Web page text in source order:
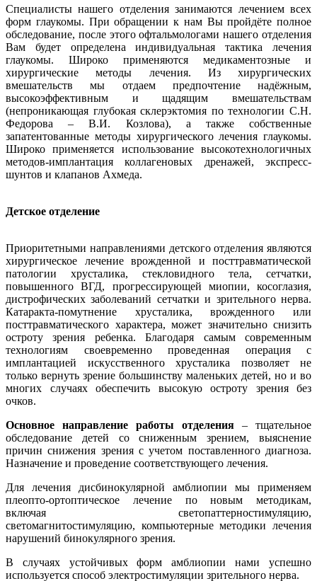
Специалисты нашего отделения занимаются лечением всех
форм глаукомы. При обращении к нам Вы пройдёте полное
обследование, после этого офтальмологами нашего отделения
Вам будет определена индивидуальная тактика лечения
глаукомы. Широко применяются медикаментозные и
хирургические методы лечения. Из хирургических
вмешательств мы отдаем предпочтение надёжным,
высокоэффективным и щадящим вмешательствам
(непроникающая глубокая склерэктомия по технологии С.Н.
Федорова – В.И. Козлова), а также собственные
запатентованные методы хирургического лечения глаукомы.
Широко применяется использование высокотехнологичных
методов-имплантация коллагеновых дренажей, экспресс-
шунтов и клапанов Ахмеда.
Детское отделение
Приоритетными направлениями детского отделения являются
хирургическое лечение врожденной и посттравматической
патологии хрусталика, стекловидного тела, сетчатки,
повышенного ВГД, прогрессирующей миопии, косоглазия,
дистрофических заболеваний сетчатки и зрительного нерва.
Катаракта-помутнение хрусталика, врожденного или
посттравматического характера, может значительно снизить
остроту зрения ребенка. Благодаря самым современным
технологиям своевременно проведенная операция с
имплантацией искусственного хрусталика позволяет не
только вернуть зрение большинству маленьких детей, но и во
многих случаях обеспечить высокую остроту зрения без
очков.
Основное направление работы отделения – тщательное
обследование детей со сниженным зрением, выяснение
причин снижения зрения с учетом поставленного диагноза.
Назначение и проведение соответствующего лечения.
Для лечения дисбинокулярной амблиопии мы применяем
плеопто-ортоптическое лечение по новым методикам,
включая светопаттерностимуляцию,
светомагнитостимуляцию, компьютерные методики лечения
нарушений бинокулярного зрения.
В случаях устойчивых форм амблиопии нами успешно
используется способ электростимуляции зрительного нерва.